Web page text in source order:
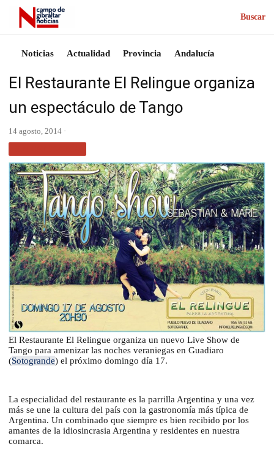
Buscar
Noticias Actualidad Provincia Andalucía
El Restaurante El Relingue organiza
un espectáculo de Tango
14 agosto, 2014 ·
El Restaurante El Relingue organiza un nuevo Live Show de
Tango para amenizar las noches veraniegas en Guadiaro
(Sotogrande) el próximo domingo día 17.
La especialidad del restaurante es la parrilla Argentina y una vez
más se une la cultura del país con la gastronomía más típica de
Argentina. Un combinado que siempre es bien recibido por los
amantes de la idiosincrasia Argentina y residentes en nuestra
comarca.